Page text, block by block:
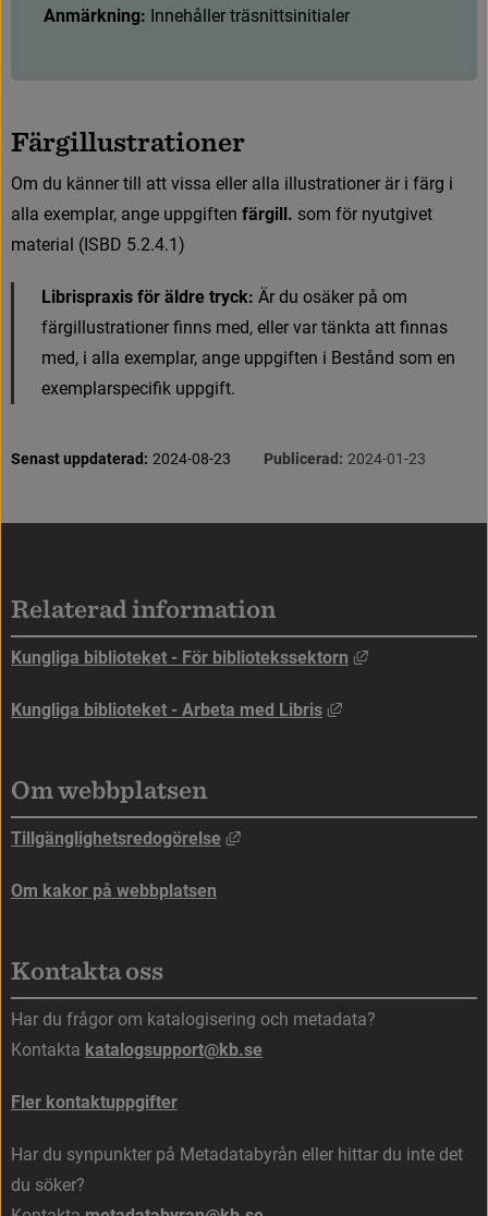
Anmärkning: Innehåller träsnittsinitialer
Färgillustrationer
Om du känner till att vissa eller alla illustrationer är i färg i
alla exemplar, ange uppgiften färgill. som för nyutgivet
material (ISBD 5.2.4.1)
Librispraxis för äldre tryck: Är du osäker på om
färgillustrationer fnns med, eller var tänkta att fnnas
med, i alla exemplar, ange uppgiften i Bestånd som en
exemplarspecifk uppgift.
Sidinformation
Senast uppdaterad: 2024-08-23 Publicerad: 2024-01-23
Relaterad information
Kungliga biblioteket - För bibliotekssektorn Länk till annan
Kungliga biblioteket - Arbeta med Libris Länk till annan
Om webbplatsen
Tillgänglighetsredogörelse Länk till annan webbplats,
Om kakor på webbplatsen
Kontakta oss
Har du frågor om katalogisering och metadata?
Kontakta katalogsupport@kb.se
Fler kontaktuppgifter
Har du synpunkter på Metadatabyrån eller hittar du inte det
du söker?